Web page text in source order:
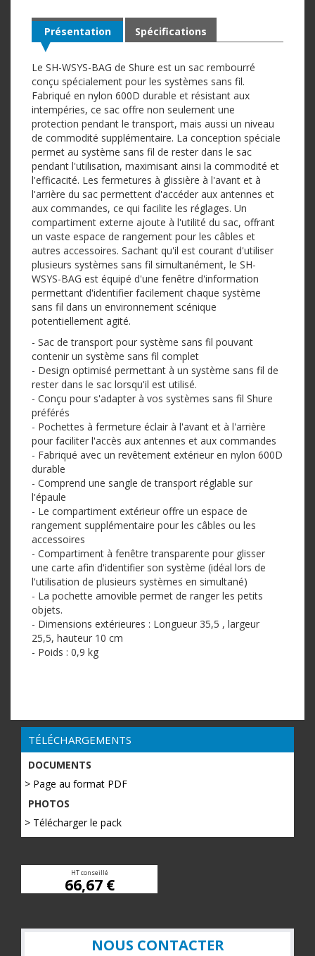
Présentation
Le SH-WSYS-BAG de Shure est un sac rembourré
conçu spécialement pour les systèmes sans fil.
Fabriqué en nylon 600D durable et résistant aux
intempéries, ce sac offre non seulement une
protection pendant le transport, mais aussi un niveau
de commodité supplémentaire. La conception spéciale
permet au système sans fil de rester dans le sac
pendant l'utilisation, maximisant ainsi la commodité et
l'efficacité. Les fermetures à glissière à l'avant et à
l'arrière du sac permettent d'accéder aux antennes et
aux commandes, ce qui facilite les réglages. Un
compartiment externe ajoute à l'utilité du sac, offrant
un vaste espace de rangement pour les câbles et
autres accessoires. Sachant qu'il est courant d'utiliser
plusieurs systèmes sans fil simultanément, le SH-
WSYS-BAG est équipé d'une fenêtre d'information
permettant d'identifier facilement chaque système
sans fil dans un environnement scénique
potentiellement agité.
- Sac de transport pour système sans fil pouvant
contenir un système sans fil complet
- Design optimisé permettant à un système sans fil de
rester dans le sac lorsqu'il est utilisé.
- Conçu pour s'adapter à vos systèmes sans fil Shure
préférés
- Pochettes à fermeture éclair à l'avant et à l'arrière
pour faciliter l'accès aux antennes et aux commandes
- Fabriqué avec un revêtement extérieur en nylon 600D
durable
- Comprend une sangle de transport réglable sur
l'épaule
- Le compartiment extérieur offre un espace de
rangement supplémentaire pour les câbles ou les
accessoires
- Compartiment à fenêtre transparente pour glisser
une carte afin d'identifier son système (idéal lors de
l'utilisation de plusieurs systèmes en simultané)
- La pochette amovible permet de ranger les petits
objets.
- Dimensions extérieures : Longueur 35,5 , largeur
25,5, hauteur 10 cm
- Poids : 0,9 kg
Spécifications
TÉLÉCHARGEMENTS
DOCUMENTS
> Page au format PDF
PHOTOS
> Télécharger le pack
HT conseillé
66,67 €
NOUS CONTACTER